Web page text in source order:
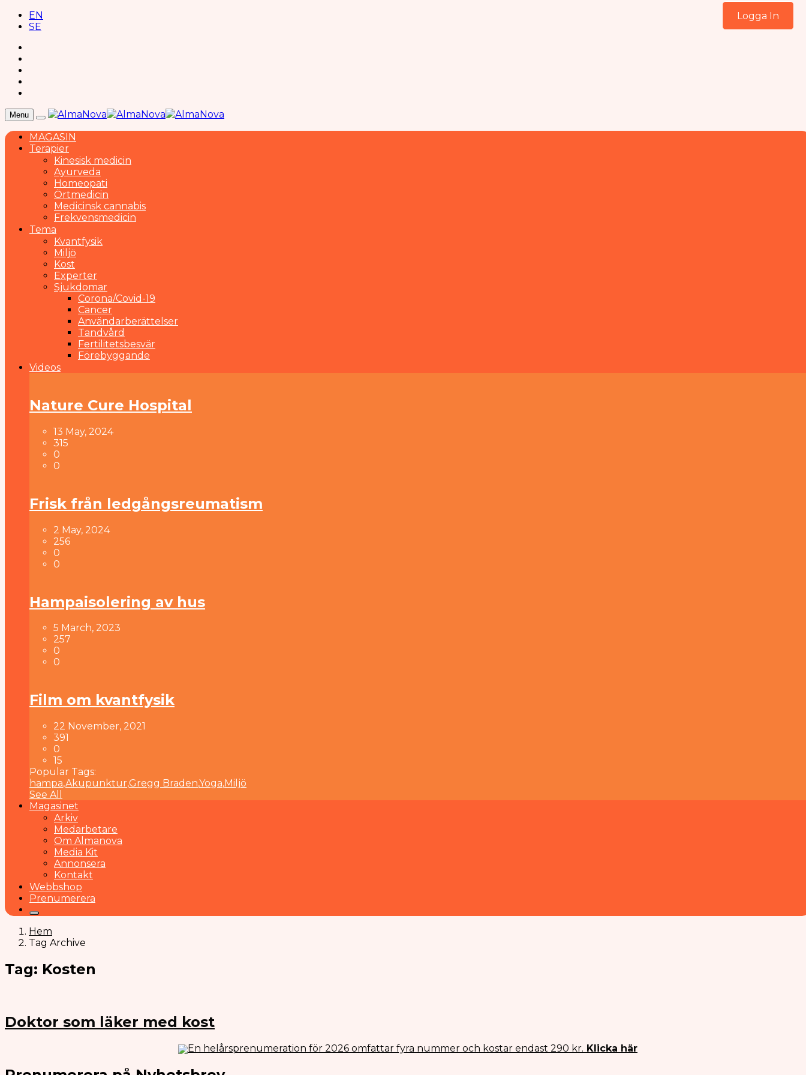
EN
SE
Menu
MAGASIN
Terapier
Kinesisk medicin
Ayurveda
Homeopati
Örtmedicin
Medicinsk cannabis
Frekvensmedicin
Tema
Kvantfysik
Miljö
Kost
Experter
Sjukdomar
Corona/Covid-19
Cancer
Användarberättelser
Tandvård
Fertilitetsbesvär
Förebyggande
Videos
Nature Cure Hospital
13 May, 2024
315
0
0
Frisk från ledgångsreumatism
2 May, 2024
256
0
0
Hampaisolering av hus
5 March, 2023
257
0
0
Film om kvantfysik
22 November, 2021
391
0
15
Popular Tags:
hampa,Akupunktur,Gregg Braden,Yoga,Miljö
See All
Magasinet
Arkiv
Medarbetare
Om Almanova
Media Kit
Annonsera
Kontakt
Webbshop
Prenumerera
Hem
Tag Archive
Tag: Kosten
Doktor som läker med kost
En helårsprenumeration för 2026 omfattar fyra nummer och kostar endast 290 kr. Klicka här
Logga In